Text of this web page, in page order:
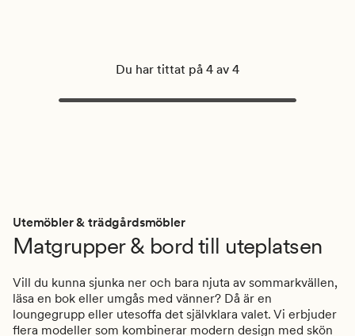
Du har tittat på 4 av 4
Utemöbler & trädgårdsmöbler
Matgrupper & bord till uteplatsen
Vill du kunna sjunka ner och bara njuta av sommarkvällen,
läsa en bok eller umgås med vänner? Då är en
loungegrupp eller utesoffa det självklara valet. Vi erbjuder
flera modeller som kombinerar modern design med skön